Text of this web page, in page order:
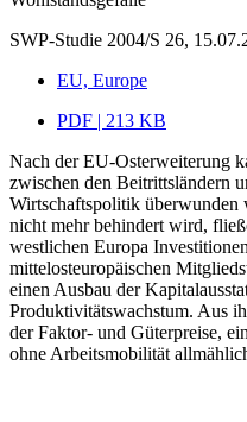
SWP-Studie 2004/S 26,
EU, Europe
PDF | 213 KB
Nach der EU-Osterweiterung
zwischen den Beitrittsländern
Wirtschaftspolitik
nicht mehr behindert wird,
westlichen Europa
mittelosteuropäischen
einen Ausbau der
Produktivitätswachstum. Aus
der Faktor- und Güterpreise,
ohne Arbeitsmobilität